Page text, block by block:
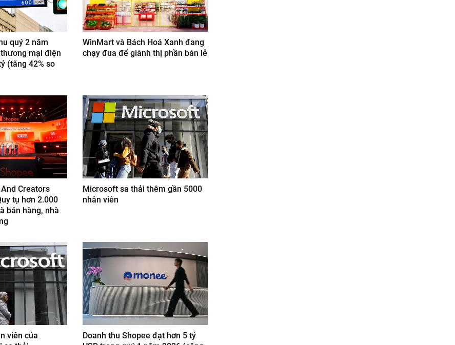
quý 2 năm
mại điện
(tăng 42% so
WinMart và Bách Hoá Xanh đang
chạy đua để giành thị phần bán lẻ
Creators
tụ hơn 2.000
bán hàng, nhà
Microsoft sa thải thêm gần 5000
nhân viên
viên của
Doanh thu Shopee đạt hơn 5 tỷ